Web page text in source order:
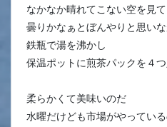
なかなか晴れてこない空を見て
曇りかなぁとぼんやりと思い
鉄瓶で湯を沸かし
保温ポットに煎茶パックを４
柔らかくて美味いのだ
水曜だけども市場がやってい